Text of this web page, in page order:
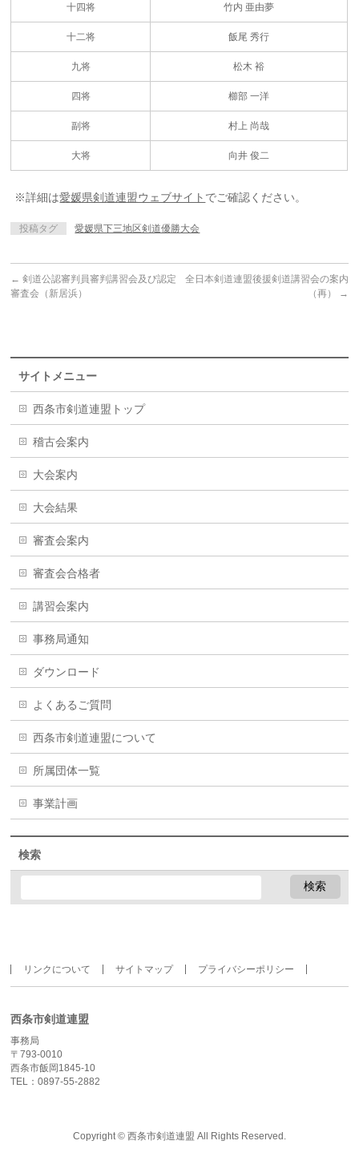
十四将 竹内 亜由夢
十二将 飯尾 秀行
九将 松木 裕
四将 櫛部 一洋
副将 村上 尚哉
大将 向井 俊二
※詳細は愛媛県剣道連盟ウェブサイト でご確認ください。
投稿タグ 愛媛県下三地区剣道優勝大会
← 剣道公認審判員審判講習会及び認定
審査会（新居浜）
全日本剣道連盟後援剣道講習会の案内
（再）
→
サイトメニュー
西条市剣道連盟トップ
稽古会案内
大会案内
大会結果
審査会案内
審査会合格者
講習会案内
事務局通知
ダウンロード
よくあるご質問
西条市剣道連盟について
所属団体一覧
事業計画
検索
リンクについて サイトマップ プライバシーポリシー
西条市剣道連盟
事務局
〒793-0010
西条市飯岡1845-10
TEL：0897-55-2882
Copyright © 西条市剣道連盟 All Rights Reserved.